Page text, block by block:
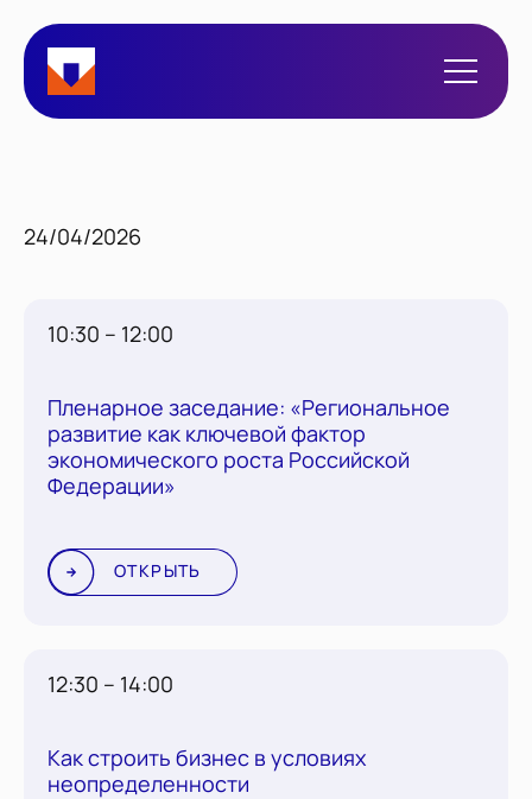
24/04/2026
10:30 – 12:00
Пленарное заседание: «Региональное
развитие как ключевой фактор
экономического роста Российской
Федерации»
ОТКРЫТЬ
12:30 – 14:00
Как строить бизнес в условиях
неопределенности